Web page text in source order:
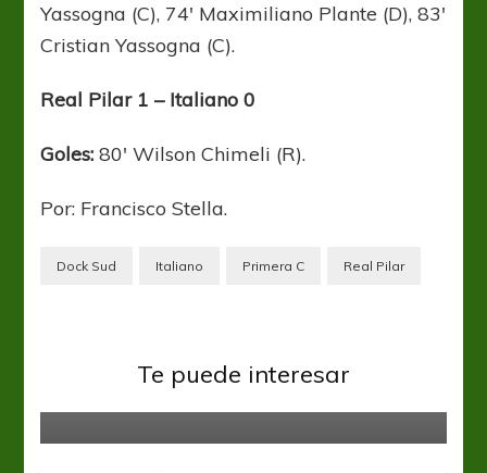
Yassogna (C), 74′ Maximiliano Plante (D), 83′
Cristian Yassogna (C).
Real Pilar 1 – Italiano 0
Goles: 80′ Wilson Chimeli (R).
Por: Francisco Stella.
Dock Sud Italiano Primera C Real Pilar
Te puede interesar